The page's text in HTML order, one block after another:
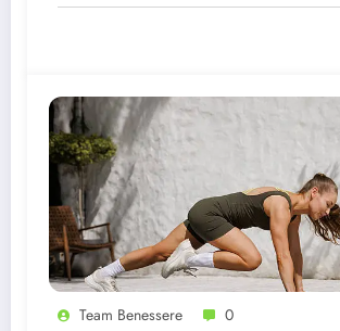
Team Benessere 0